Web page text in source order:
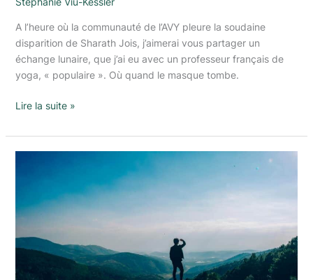
A l’heure où la communauté de l’AVY pleure la soudaine
disparition de Sharath Jois, j’aimerai vous partager un
échange lunaire, que j’ai eu avec un professeur français de
yoga, « populaire ». Où quand le masque tombe.
Lire la suite »
du
bout